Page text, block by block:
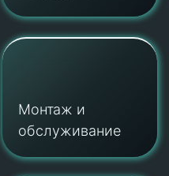
Монтаж и
обслуживание